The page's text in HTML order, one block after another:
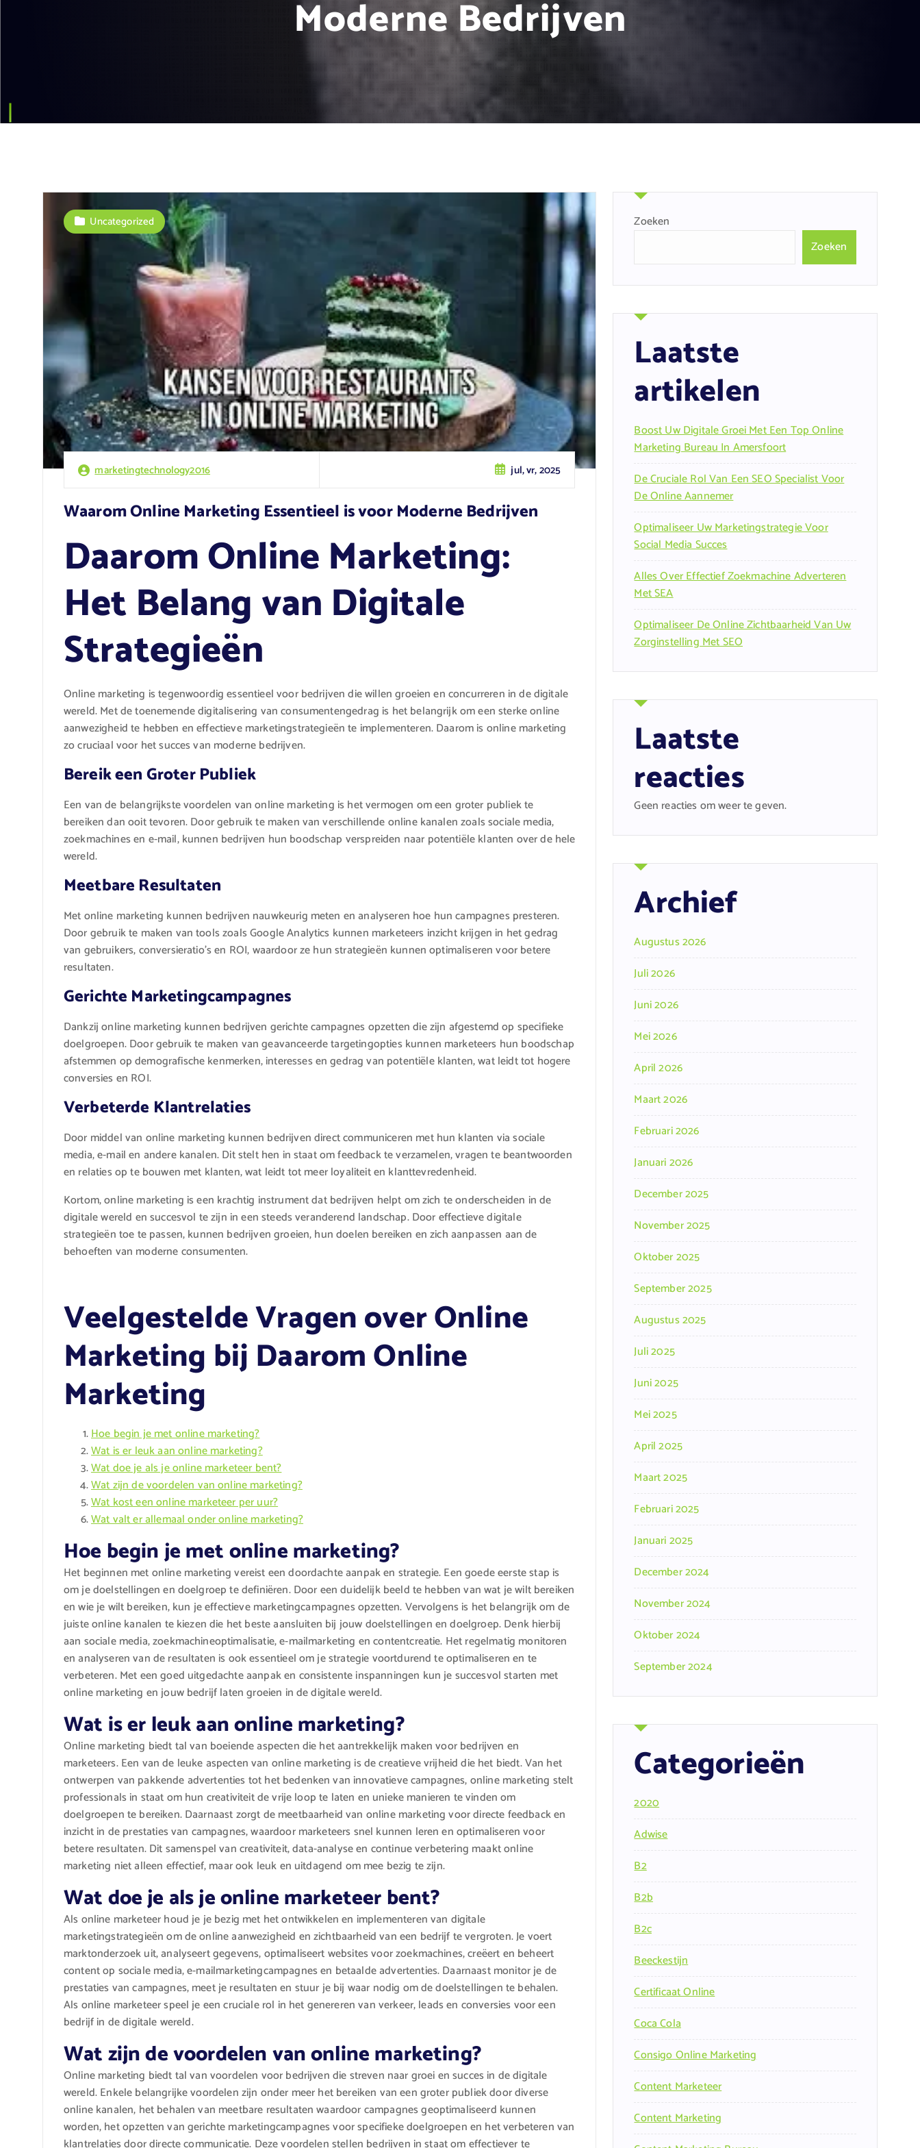
Moderne Bedrijven
marketingtechnology2016 jul, vr, 2025
Uncategorized
Waarom Online Marketing Essentieel is voor Moderne Bedrijven
Daarom Online Marketing:
Het Belang van Digitale
Strategieën
Online marketing is tegenwoordig essentieel voor bedrijven die willen groeien en concurreren in de digitale
wereld. Met de toenemende digitalisering van consumentengedrag is het belangrijk om een sterke online
aanwezigheid te hebben en effectieve marketingstrategieën te implementeren. Daarom is online marketing
zo cruciaal voor het succes van moderne bedrijven.
Bereik een Groter Publiek
Een van de belangrijkste voordelen van online marketing is het vermogen om een groter publiek te
bereiken dan ooit tevoren. Door gebruik te maken van verschillende online kanalen zoals sociale media,
zoekmachines en e-mail, kunnen bedrijven hun boodschap verspreiden naar potentiële klanten over de hele
wereld.
Meetbare Resultaten
Met online marketing kunnen bedrijven nauwkeurig meten en analyseren hoe hun campagnes presteren.
Door gebruik te maken van tools zoals Google Analytics kunnen marketeers inzicht krijgen in het gedrag
van gebruikers, conversieratio’s en ROI, waardoor ze hun strategieën kunnen optimaliseren voor betere
resultaten.
Gerichte Marketingcampagnes
Dankzij online marketing kunnen bedrijven gerichte campagnes opzetten die zijn afgestemd op specifieke
doelgroepen. Door gebruik te maken van geavanceerde targetingopties kunnen marketeers hun boodschap
afstemmen op demografische kenmerken, interesses en gedrag van potentiële klanten, wat leidt tot hogere
conversies en ROI.
Verbeterde Klantrelaties
Door middel van online marketing kunnen bedrijven direct communiceren met hun klanten via sociale
media, e-mail en andere kanalen. Dit stelt hen in staat om feedback te verzamelen, vragen te beantwoorden
en relaties op te bouwen met klanten, wat leidt tot meer loyaliteit en klanttevredenheid.
Kortom, online marketing is een krachtig instrument dat bedrijven helpt om zich te onderscheiden in de
digitale wereld en succesvol te zijn in een steeds veranderend landschap. Door effectieve digitale
strategieën toe te passen, kunnen bedrijven groeien, hun doelen bereiken en zich aanpassen aan de
behoeften van moderne consumenten.
Veelgestelde Vragen over Online
Marketing bij Daarom Online
Marketing
Hoe begin je met online marketing?
Wat is er leuk aan online marketing?
Wat doe je als je online marketeer bent?
Wat zijn de voordelen van online marketing?
Wat kost een online marketeer per uur?
Wat valt er allemaal onder online marketing?
Hoe begin je met online marketing?
Het beginnen met online marketing vereist een doordachte aanpak en strategie. Een goede eerste stap is
om je doelstellingen en doelgroep te definiëren. Door een duidelijk beeld te hebben van wat je wilt bereiken
en wie je wilt bereiken, kun je effectieve marketingcampagnes opzetten. Vervolgens is het belangrijk om de
juiste online kanalen te kiezen die het beste aansluiten bij jouw doelstellingen en doelgroep. Denk hierbij
aan sociale media, zoekmachineoptimalisatie, e-mailmarketing en contentcreatie. Het regelmatig monitoren
en analyseren van de resultaten is ook essentieel om je strategie voortdurend te optimaliseren en te
verbeteren. Met een goed uitgedachte aanpak en consistente inspanningen kun je succesvol starten met
online marketing en jouw bedrijf laten groeien in de digitale wereld.
Wat is er leuk aan online marketing?
Online marketing biedt tal van boeiende aspecten die het aantrekkelijk maken voor bedrijven en
marketeers. Een van de leuke aspecten van online marketing is de creatieve vrijheid die het biedt. Van het
ontwerpen van pakkende advertenties tot het bedenken van innovatieve campagnes, online marketing stelt
professionals in staat om hun creativiteit de vrije loop te laten en unieke manieren te vinden om
doelgroepen te bereiken. Daarnaast zorgt de meetbaarheid van online marketing voor directe feedback en
inzicht in de prestaties van campagnes, waardoor marketeers snel kunnen leren en optimaliseren voor
betere resultaten. Dit samenspel van creativiteit, data-analyse en continue verbetering maakt online
marketing niet alleen effectief, maar ook leuk en uitdagend om mee bezig te zijn.
Wat doe je als je online marketeer bent?
Als online marketeer houd je je bezig met het ontwikkelen en implementeren van digitale
marketingstrategieën om de online aanwezigheid en zichtbaarheid van een bedrijf te vergroten. Je voert
marktonderzoek uit, analyseert gegevens, optimaliseert websites voor zoekmachines, creëert en beheert
content op sociale media, e-mailmarketingcampagnes en betaalde advertenties. Daarnaast monitor je de
prestaties van campagnes, meet je resultaten en stuur je bij waar nodig om de doelstellingen te behalen.
Als online marketeer speel je een cruciale rol in het genereren van verkeer, leads en conversies voor een
bedrijf in de digitale wereld.
Wat zijn de voordelen van online marketing?
Online marketing biedt tal van voordelen voor bedrijven die streven naar groei en succes in de digitale
wereld. Enkele belangrijke voordelen zijn onder meer het bereiken van een groter publiek door diverse
online kanalen, het behalen van meetbare resultaten waardoor campagnes geoptimaliseerd kunnen
worden, het opzetten van gerichte marketingcampagnes voor specifieke doelgroepen en het verbeteren van
klantrelaties door directe communicatie. Deze voordelen stellen bedrijven in staat om effectiever te
Zoeken
Zoeken
Laatste
artikelen
Boost Uw Digitale Groei Met Een Top Online
Marketing Bureau In Amersfoort
De Cruciale Rol Van Een SEO Specialist Voor
De Online Aannemer
Optimaliseer Uw Marketingstrategie Voor
Social Media Succes
Alles Over Effectief Zoekmachine Adverteren
Met SEA
Optimaliseer De Online Zichtbaarheid Van Uw
Zorginstelling Met SEO
Laatste
reacties
Geen reacties om weer te geven.
Archief
Augustus 2026
Juli 2026
Juni 2026
Mei 2026
April 2026
Maart 2026
Februari 2026
Januari 2026
December 2025
November 2025
Oktober 2025
September 2025
Augustus 2025
Juli 2025
Juni 2025
Mei 2025
April 2025
Maart 2025
Februari 2025
Januari 2025
December 2024
November 2024
Oktober 2024
September 2024
Categorieën
2020
Adwise
B2
B2b
B2c
Beeckestijn
Certificaat Online
Coca Cola
Consigo Online Marketing
Content Marketeer
Content Marketing